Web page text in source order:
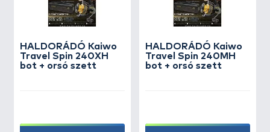
HALDORÁDÓ Kaiwo
Travel Spin 240XH
bot + orsó szett
HALDORÁDÓ Kaiwo
Travel Spin 240MH
bot + orsó szett